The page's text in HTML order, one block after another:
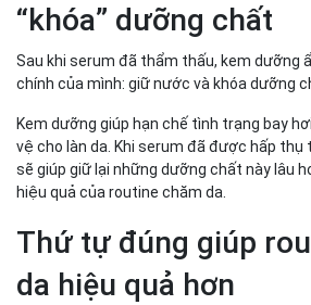
“khóa” dưỡng chất
Sau khi serum đã thẩm thấu, kem dưỡng
chính của mình: giữ nước và khóa dưỡng
Kem dưỡng giúp hạn chế tình trạng bay
vệ cho làn da. Khi serum đã được hấp
sẽ giúp giữ lại những dưỡng chất này lâu
hiệu quả của routine chăm da.
Thứ tự đúng giúp
da hiệu quả hơn